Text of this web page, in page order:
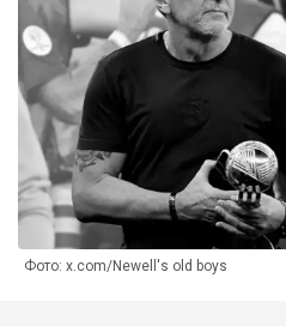
Фото: x.com/Newell's old boys